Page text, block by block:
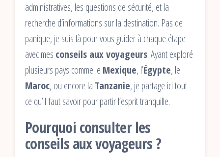
administratives, les questions de sécurité, et la
recherche d’informations sur la destination. Pas de
panique, je suis là pour vous guider à chaque étape
avec mes conseils aux voyageurs. Ayant exploré
plusieurs pays comme le Mexique, l’Égypte, le
Maroc, ou encore la Tanzanie, je partage ici tout
ce qu’il faut savoir pour partir l’esprit tranquille.
Pourquoi consulter les
conseils aux voyageurs ?